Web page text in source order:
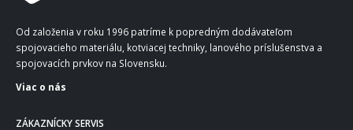
Od založenia v roku 1996 patríme k popredným dodávateľom
spojovacieho materiálu, kotviacej techniky, lanového príslušenstva a
spojovacích prvkov na Slovensku.
Viac o nás
ZÁKAZNÍCKY SERVIS